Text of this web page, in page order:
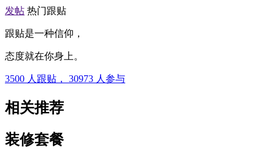
发帖 热门跟贴
跟贴是一种信仰，
态度就在你身上。
3500 人跟贴， 30973 人参与
相关推荐
装修套餐